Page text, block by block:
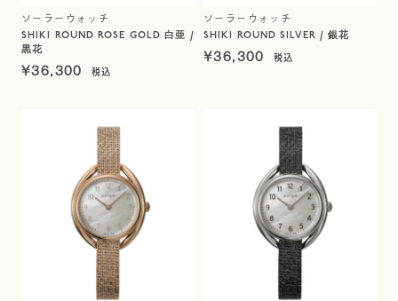
ソーラーウォッチ
SHIKI ROUND ROSE GOLD 白亜 /
黒花
¥36,300
ソーラーウォッチ
SHIKI ROUND SILVER / 銀花
¥36,300